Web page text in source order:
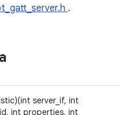
.
server_if, int
int properties, int